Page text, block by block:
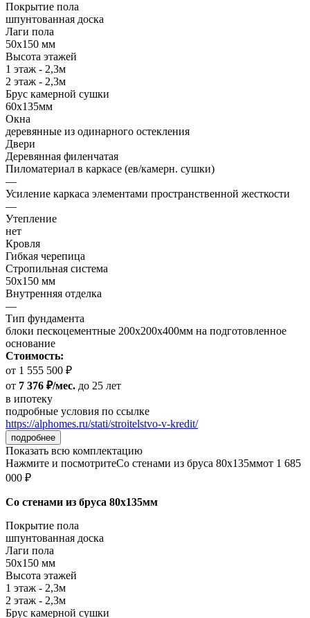
Покрытие пола
шпунтованная доска
Лаги пола
50х150 мм
Высота этажей
1 этаж - 2,3м
2 этаж - 2,3м
Брус камерной сушки
60х135мм
Окна
деревянные из одинарного остекления
Двери
Деревянная филенчатая
Пиломатериал в каркасе (ев/камерн. сушки)
—
Усиление каркаса элементами пространственной жесткости
—
Утепление
нет
Кровля
Гибкая черепица
Стропильная система
50х150 мм
Внутренняя отделка
—
Тип фундамента
блоки пескоцементные 200х200х400мм на подготовленное
основание
Стоимость:
от 1 555 500 ₽
от 7 376 ₽/мес. до 25 лет
в ипотеку
подробные условия по ссылке
https://alphomes.ru/stati/stroitelstvo-v-kredit/
подробнее
Показать всю комплектацию
Нажмите и посмотритеСо стенами из бруса 80х135ммот 1 685
000 ₽
Со стенами из бруса 80х135мм
Покрытие пола
шпунтованная доска
Лаги пола
50х150 мм
Высота этажей
1 этаж - 2,3м
2 этаж - 2,3м
Брус камерной сушки